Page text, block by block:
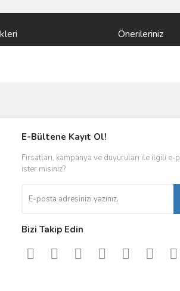
Önerileriniz
E-Bültene Kayıt Ol!
Fırsatları, kampanya ve duyuruları ile ilgili e-
ister misiniz?
Bizi Takip Edin